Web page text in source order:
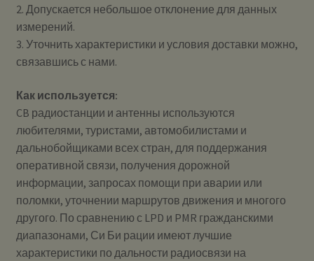
2. Допускается небольшое отклонение для данных
измерений.
3. Уточнить характеристики и условия доставки можно,
связавшись с нами.
Как используется:
CB радиостанции и антенны используются
любителями, туристами, автомобилистами и
дальнобойщиками всех стран, для поддержания
оперативной связи, получения дорожной
информации, запросах помощи при аварии или
поломки, уточнении маршрутов движения и многого
другого. По сравнению с LPD и PMR гражданскими
диапазонами, Си Би рации имеют лучшие
характеристики по дальности радиосвязи на